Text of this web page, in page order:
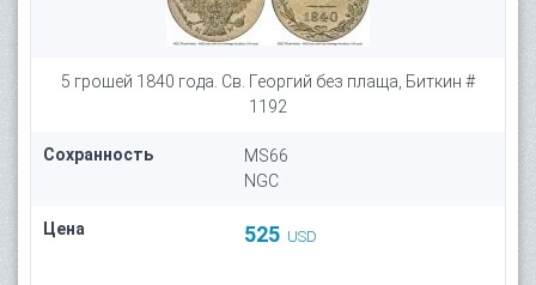
5 грошей 1840 года. Св. Георгий без плаща, Биткин #
1192
Сохранность
MS66
NGC
Цена 525 USD